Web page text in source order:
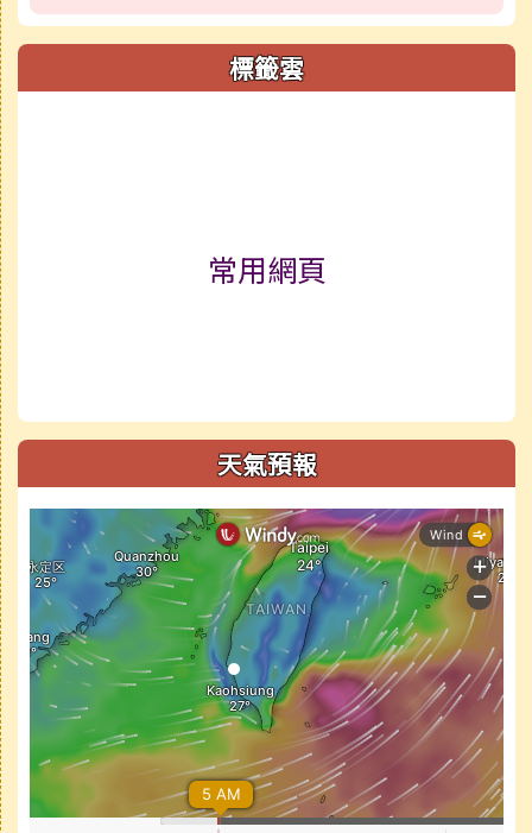
標籤雲
常用網頁
天氣預報